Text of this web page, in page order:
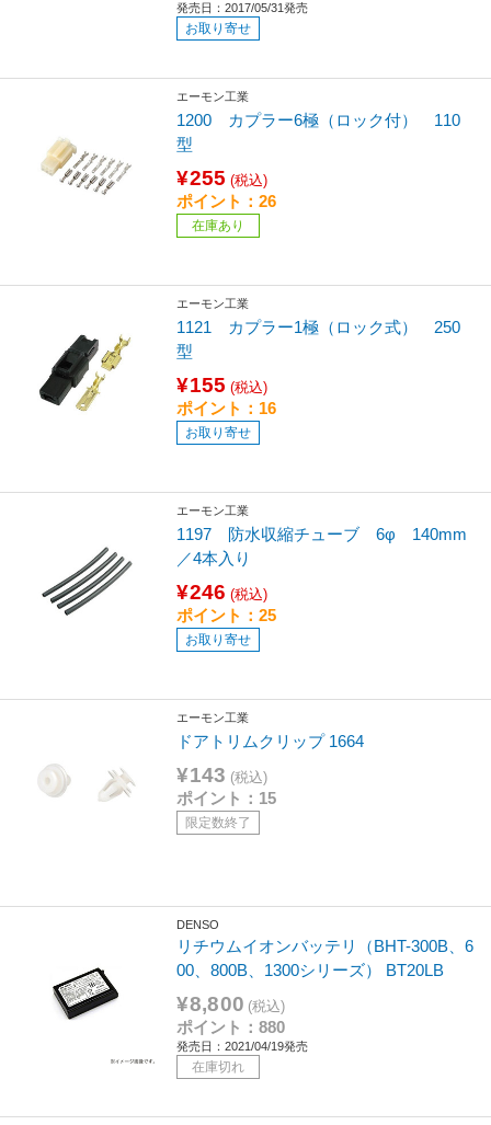
発売日：2017/05/31発売
お取り寄せ
エーモン工業
1200 カプラー6極（ロック付） 110
型
¥255 (税込)
ポイント：26
在庫あり
エーモン工業
1121 カプラー1極（ロック式） 250
型
¥155 (税込)
ポイント：16
お取り寄せ
エーモン工業
1197 防水収縮チューブ 6φ 140mm
／4本入り
¥246 (税込)
ポイント：25
お取り寄せ
エーモン工業
ドアトリムクリップ 1664
¥143 (税込)
ポイント：15
限定数終了
DENSO
リチウムイオンバッテリ（BHT-300B、6
00、800B、1300シリーズ） BT20LB
¥8,800 (税込)
ポイント：880
発売日：2021/04/19発売
在庫切れ